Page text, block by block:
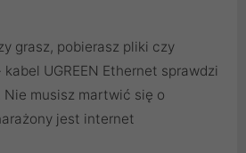
grasz, pobierasz pliki czy
UGREEN Ethernet sprawdzi
musisz martwić się o
jest internet